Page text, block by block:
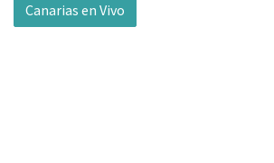
Canarias en Vivo